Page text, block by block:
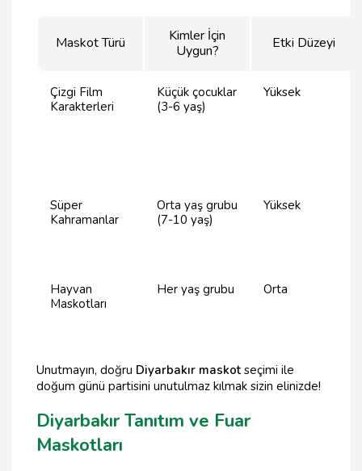
Maskot Türü
Kimler İçin
Uygun?
Etki Düzeyi
Çizgi Film
Karakterleri
Küçük çocuklar
(3-6 yaş)
Yüksek
Süper
Kahramanlar
Orta yaş grubu
(7-10 yaş)
Yüksek
Hayvan
Maskotları
Her yaş grubu Orta
Unutmayın, doğru Diyarbakır maskot seçimi ile
doğum günü partisini unutulmaz kılmak sizin elinizde!
Diyarbakır Tanıtım ve Fuar
Maskotları